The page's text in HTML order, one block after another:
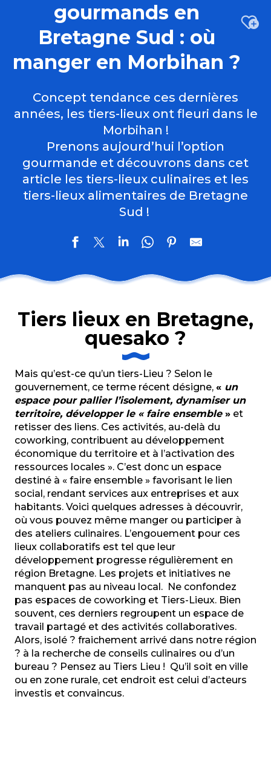
gourmands en
Bretagne Sud : où
manger en Morbihan ?
Concept tendance ces dernières
années, les tiers-lieux ont fleuri dans le
Morbihan !
Prenons aujourd’hui l’option
gourmande et découvrons dans cet
article les tiers-lieux culinaires et les
tiers-lieux alimentaires de Bretagne
Sud !
Tiers lieux en Bretagne,
quesako ?
Mais qu’est-ce qu’un tiers-Lieu ? Selon le
gouvernement, ce terme récent désigne, « un
espace pour pallier l’isolement, dynamiser un
territoire, développer le « faire ensemble» et
retisser des liens. Ces activités, au-delà du
coworking, contribuent au développement
économique du territoire et à l’activation des
ressources locales ». C’est donc un espace
destiné à « faire ensemble » favorisant le lien
social, rendant services aux entreprises et aux
habitants. Voici quelques adresses à découvrir,
où vous pouvez même manger ou participer à
des ateliers culinaires. L’engouement pour ces
lieux collaboratifs est tel que leur
développement progresse régulièrement en
région Bretagne. Les projets et initiatives ne
manquent pas au niveau local. Ne confondez
pas espaces de coworking et Tiers-Lieux. Bien
souvent, ces derniers regroupent un espace de
travail partagé et des activités collaboratives.
Alors, isolé ? fraichement arrivé dans notre région
? à la recherche de conseils culinaires ou d’un
bureau ? Pensez au Tiers Lieu ! Qu’il soit en ville
ou en zone rurale, cet endroit est celui d’acteurs
investis et convaincus.